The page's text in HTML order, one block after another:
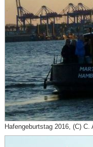
Hafengeburtstag 2016, (C) C.